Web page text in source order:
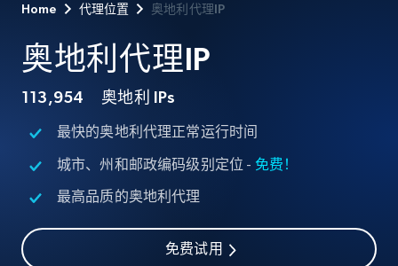
Home 代理位置 奥地利代理IP
奥地利代理IP
113,954 奥地利 IPs
最快的奥地利代理正常运行时间
城市、州和邮政编码级别定位 - 免费！
最高品质的奥地利代理
免费试用